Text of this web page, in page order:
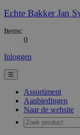
Echte Bakker Jan
Items:
0
Inloggen
☰
Assortiment
Aanbiedingen
Naar de website